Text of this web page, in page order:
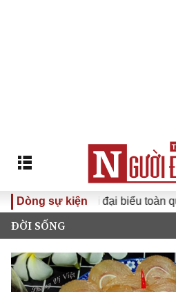
Dòng sự kiện
Đại hội đại biểu toàn quốc Hội
ĐỜI SỐNG